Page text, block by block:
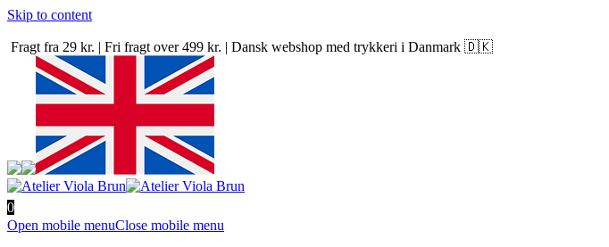
Skip to content
Fragt fra 29 kr. | Fri fragt over 499 kr. | Dansk webshop med trykkeri i Danmark 🇩🇰
0
Open mobile menuClose mobile menu